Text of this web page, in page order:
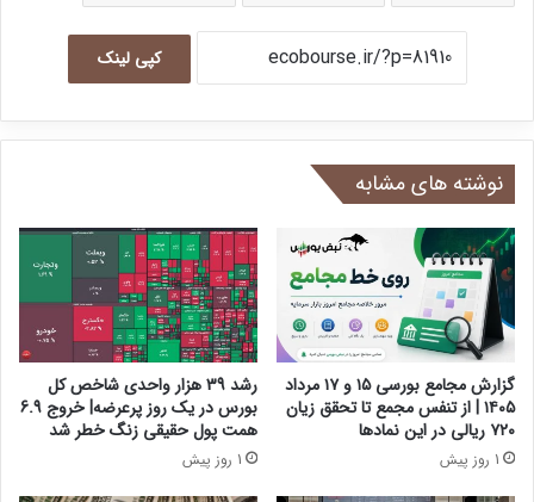
کپی لینک
نوشته های مشابه
گزارش مجامع بورسی ۱۵ و ۱۷ مرداد
۱۴۰۵ | از تنفس مجمع تا تحقق زیان
۷۲۰ ریالی در این نماد‌ها
1 روز پیش
رشد 39 هزار واحدی شاخص کل
بورس در یک روز پرعرضه| خروج 6.9
همت پول حقیقی زنگ خطر شد
1 روز پیش